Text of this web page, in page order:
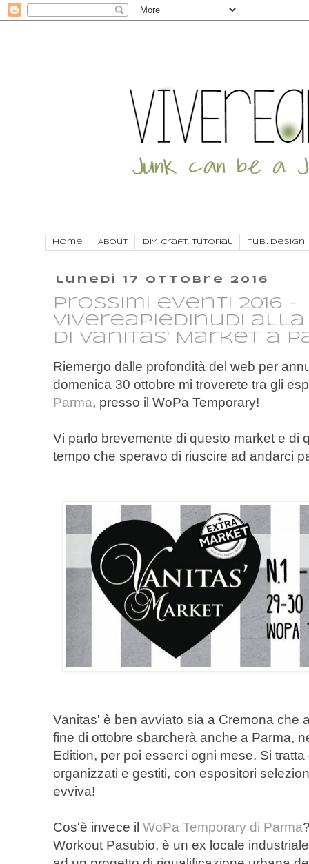
Home About DIY, craft, tutorial Tu.Bi. Design
lunedì 17 ottobre 2016
Prossimi eventi 2016 -
Vivereapiedinudi alla
di Vanitas' Market a
Riemergo dalle profondità del web per
domenica 30 ottobre mi troverete tra gli
Parma, presso il WoPa Temporary!
Vi parlo brevemente di questo market e di
tempo che speravo di riuscire ad andarci
Vanitas' è ben avviato sia a Cremona che
fine di ottobre sbarcherà anche a Parma,
Edition, per poi esserci ogni mese. Si
organizzati e gestiti, con espositori
evviva!
Cos'è invece il WoPa Temporary di Parma
Workout Pasubio, è un ex locale